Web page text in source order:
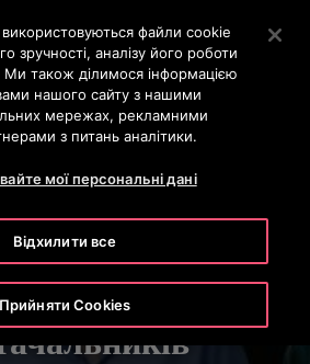
щоб перейти до основного
ПОШУК
для
файли cookie
зручності, аналізу його роботи
Ми також ділимося інформацією
нашого сайту з нашими
мережах, рекламними
з питань аналітики.
мої персональні дані
Відхилити все
Прийняти Cookies